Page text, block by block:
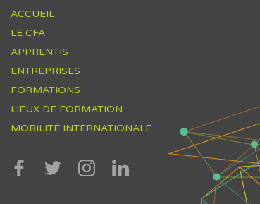
ACCUEIL
LE CFA
APPRENTIS
ENTREPRISES
FORMATIONS
LIEUX DE FORMATION
MOBILITÉ INTERNATIONALE